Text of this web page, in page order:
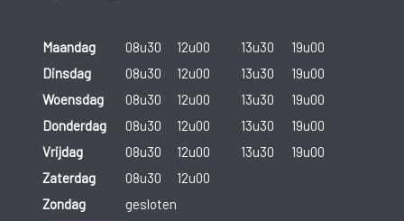
Maandag 08u30 12u00 13u30
19u00
Dinsdag
08u30 12u00 13u30
19u00
Woensdag
08u30 12u00 13u30
19u00
Donderdag
08u30 12u00 13u30
19u00
Vrijdag
08u30 12u00 13u30
19u00
Zaterdag
08u30
12u00
Zondag
gesloten